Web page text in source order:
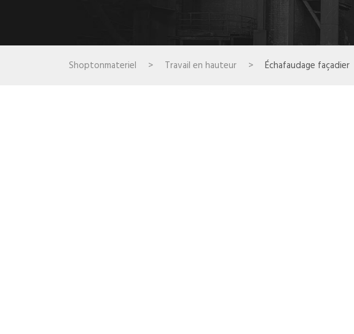
Shoptonmateriel > Travail en hauteur > Échafaudage façadier